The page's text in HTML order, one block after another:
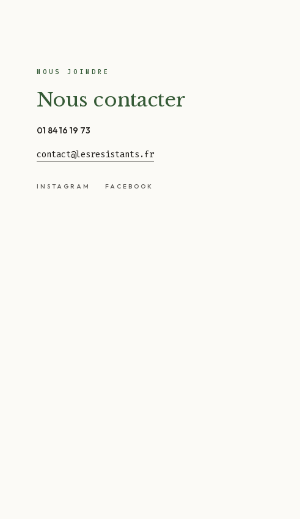
NOUS JOINDRE
Nous contacter
01 84 16 19 73
contact@lesresistants.fr
INSTAGRAM FACEBOOK